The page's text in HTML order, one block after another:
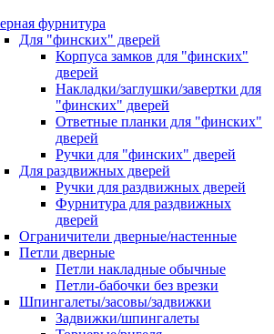
фурнитура
Для "финских" дверей
Корпуса замков для "финских"
дверей
Накладки/заглушки/завертки для
"финских" дверей
Ответные планки для "финских"
дверей
Ручки для "финских" дверей
Для раздвижных дверей
Ручки для раздвижных дверей
Фурнитура для раздвижных
дверей
Ограничители дверные/настенные
Петли дверные
Петли накладные обычные
Петли-бабочки без врезки
Шпингалеты/засовы/задвижки
Задвижки/шпингалеты